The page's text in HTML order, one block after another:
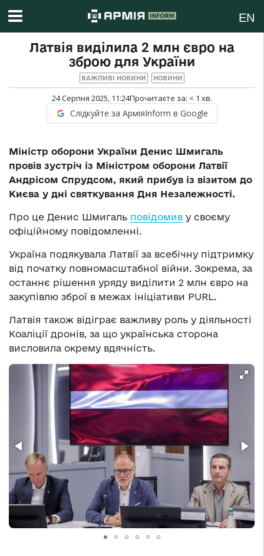
EN
Латвія виділила 2 млн євро на
зброю для України
ВАЖЛИВІ НОВИНИ НОВИНИ
24 Серпня 2025, 11:24Прочитаєте за: < 1 хв.
Слідкуйте за АрміяInform в Google
Міністр оборони України Денис Шмигаль
провів зустріч із Міністром оборони Латвії
Андрісом Спрудсом, який прибув із візитом до
Києва у дні святкування Дня Незалежності.
Про це Денис Шмигаль повідомив у своєму
офіційному повідомленні.
Україна подякувала Латвії за всебічну підтримку
від початку повномасштабної війни. Зокрема, за
останнє рішення уряду виділити 2 млн євро на
закупівлю зброї в межах ініціативи PURL.
Латвія також відіграє важливу роль у діяльності
Коаліції дронів, за що українська сторона
висловила окрему вдячність.